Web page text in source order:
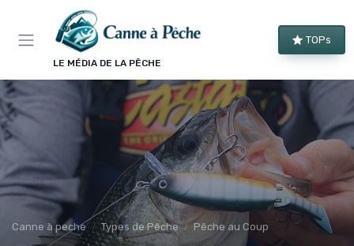
LE MÉDIA DE LA PÊCHE
TOPs
Canne à peche Types de Pêche Pêche au Coup
Panneau de gestion des cookies